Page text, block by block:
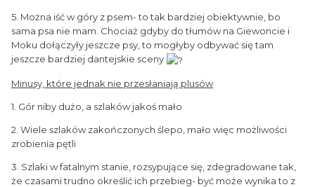
5. Można iść w góry z psem- to tak bardziej obiektywnie, bo
sama psa nie mam. Chociaż gdyby do tłumów na Giewoncie i
Moku dołączyły jeszcze psy, to mogłyby odbywać się tam
jeszcze bardziej dantejskie sceny
Minusy, które jednak nie przesłaniają plusów
1. Gór niby dużo, a szlaków jakoś mało
2. Wiele szlaków zakończonych ślepo, mało więc możliwości
zrobienia pętli
3. Szlaki w fatalnym stanie, rozsypujące się, zdegradowane tak,
że czasami trudno określić ich przebieg- być może wynika to z